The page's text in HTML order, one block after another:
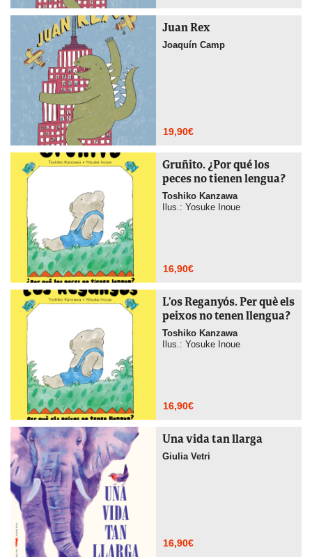
Juan Rex
Joaquín Camp
19,90€
Gruñito. ¿Por qué los
peces no tienen lengua?
Toshiko Kanzawa
Ilus.: Yosuke Inoue
16,90€
L’os Reganyós. Per què els
peixos no tenen llengua?
Toshiko Kanzawa
Ilus.: Yosuke Inoue
16,90€
Una vida tan llarga
Giulia Vetri
16,90€